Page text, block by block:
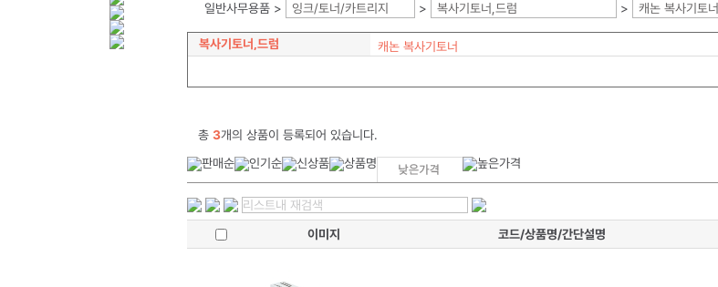
일반사무용품 > 잉크/토너/카트리지 > 복사기토너,드럼 > 캐논 복사기토너
복사기토너,드럼
캐논 복사기토너
총 3개의 상품이 등록되어 있습니다.
이미지
코드/상품명/간단설명